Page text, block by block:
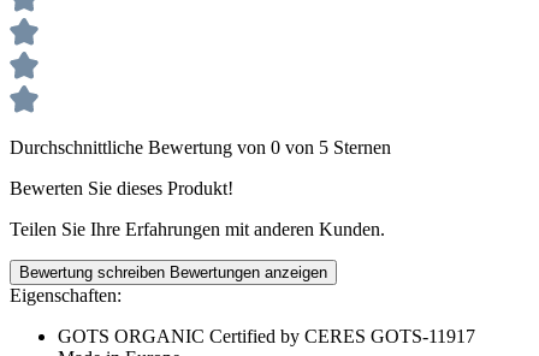
Durchschnittliche Bewertung von 0 von 5 Sternen
Bewerten Sie dieses Produkt!
Teilen Sie Ihre Erfahrungen mit anderen Kunden.
Bewertung schreiben Bewertungen anzeigen
Eigenschaften:
GOTS ORGANIC Certified by CERES GOTS-11917